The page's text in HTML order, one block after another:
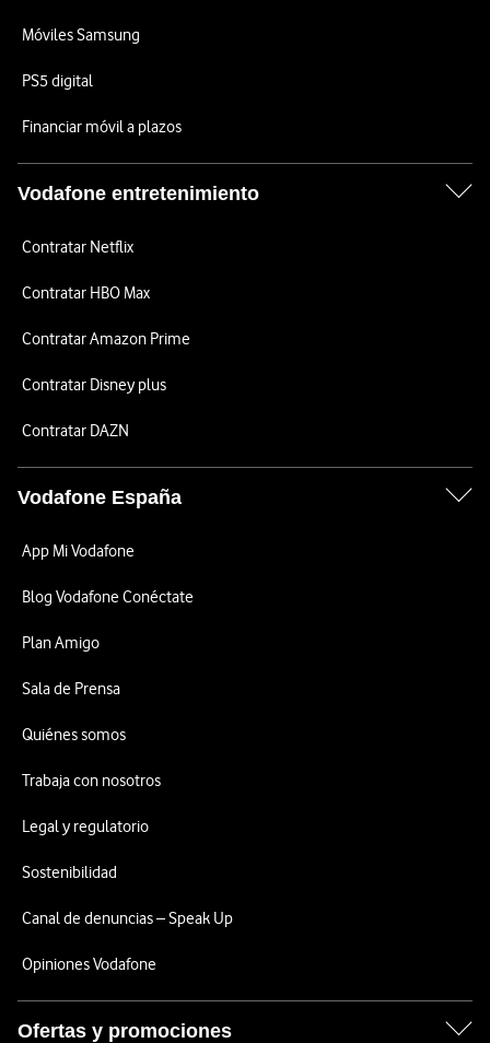
Móviles Samsung
PS5 digital
Financiar móvil a plazos
Vodafone entretenimiento
Contratar Netflix
Contratar HBO Max
Contratar Amazon Prime
Contratar Disney plus
Contratar DAZN
Vodafone España
App Mi Vodafone
Blog Vodafone Conéctate
Plan Amigo
Sala de Prensa
Quiénes somos
Trabaja con nosotros
Legal y regulatorio
Sostenibilidad
Canal de denuncias – Speak Up
Opiniones Vodafone
Ofertas y promociones